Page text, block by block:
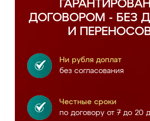
ДОГОВОРОМ - БЕЗ
И
Ни рубля доплат
без согласования
Честные сроки
по договору от 7 до 20